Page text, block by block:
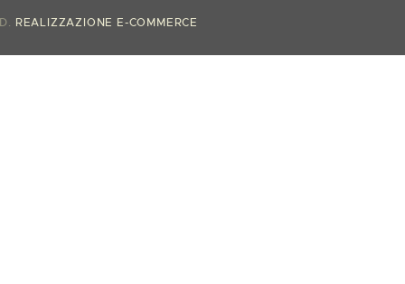
REALIZZAZIONE E-COMMERCE